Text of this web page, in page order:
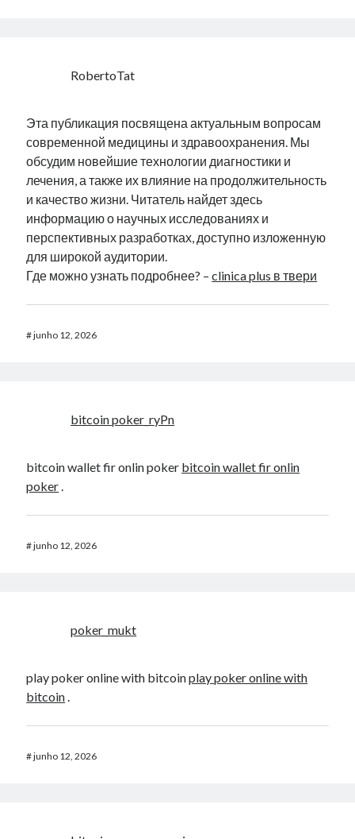
RobertoTat
Эта публикация посвящена актуальным вопросам
современной медицины и здравоохранения. Мы
обсудим новейшие технологии диагностики и
лечения, а также их влияние на продолжительность
и качество жизни. Читатель найдет здесь
информацию о научных исследованиях и
перспективных разработках, доступно изложенную
для широкой аудитории.
Где можно узнать подробнее? –clinica plus в твери
#junho 12, 2026
bitcoin poker_ryPn
bitcoin wallet fir onlin poker bitcoin wallet fir onlin
poker.
#junho 12, 2026
poker_mukt
play poker online with bitcoinplay poker online with
bitcoin.
#junho 12, 2026